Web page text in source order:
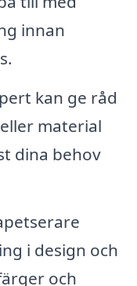
innan
kan ge råd
material
dina behov
i design och
och